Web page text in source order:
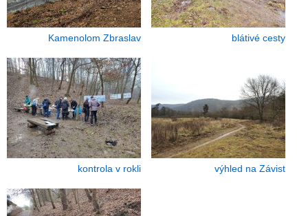
Kamenolom Zbraslav blátivé cesty
kontrola v rokli výhled na Závist